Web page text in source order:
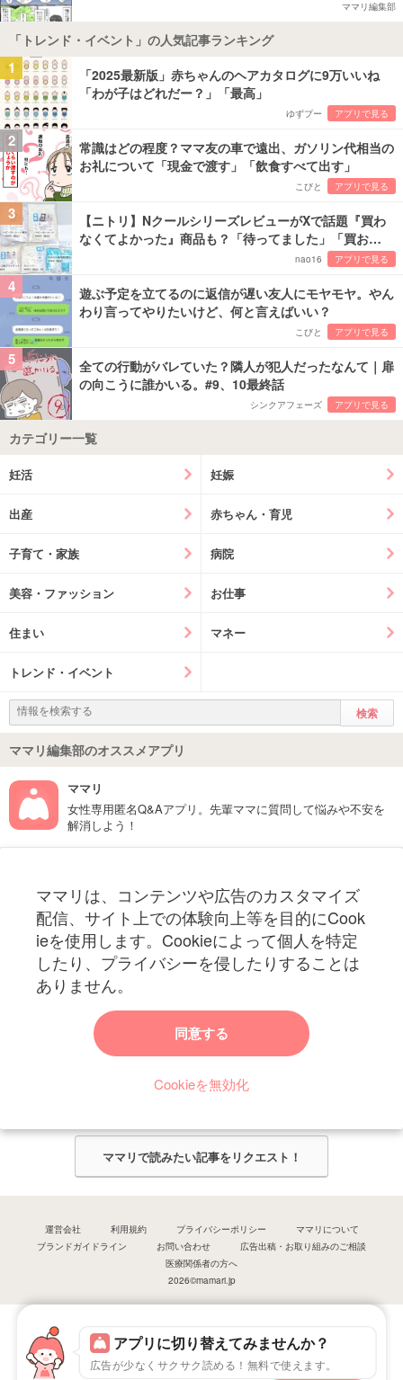
アプリに切り替えてみませんか？
広告が少なくサクサク読める！無料で使えます。
ママリ編集部
「トレンド・イベント」の人気記事ランキング
1
「2025最新版」赤ちゃんのヘアカタログに9万いいね
「わが子はどれだー？」「最高」
ゆずプー アプリで見る
2
常識はどの程度？ママ友の車で遠出、ガソリン代相当の
お礼について「現金で渡す」「飲食すべて出す」
こびと アプリで見る
3
【ニトリ】NクールシリーズレビューがXで話題『買わ
なくてよかった』商品も？「待ってました」「買お…
nao16 アプリで見る
4
遊ぶ予定を立てるのに返信が遅い友人にモヤモヤ。やん
わり言ってやりたいけど、何と言えばいい？
こびと アプリで見る
5
全ての行動がバレていた？隣人が犯人だったなんて｜扉
の向こうに誰かいる。#9、10最終話
シンクアフェーズ アプリで見る
カテゴリー一覧
妊活 妊娠
出産 赤ちゃん・育児
子育て・家族 病院
美容・ファッション お仕事
住まい マネー
トレンド・イベント
ママリ編集部のオススメアプリ
ママリ
女性専用匿名Q&Aアプリ。先輩ママに質問して悩みや不安を
解消しよう！
ママリは、コンテンツや広告のカスタマイズ
配信、サイト上での体験向上等を目的にCook
ieを使用します。Cookieによって個人を特定
したり、プライバシーを侵したりすることは
ありません。
同意する
Cookieを無効化
妊娠〜子育て中のお役立ち情報を配信中
ママリからのお知らせ
今ママリで読みたい記事は何ですか？
ママリ編集部がみなさんのご意見をもとに記事を作成させていただきま
ママリで読みたい記事をリクエスト！
運営会社 利用規約 プライバシーポリシー
ママリについて
ブランドガイドライン
お問い合わせ
広告出稿・お取り組みのご相談
医療関係者の方へ
2026©mamari.jp